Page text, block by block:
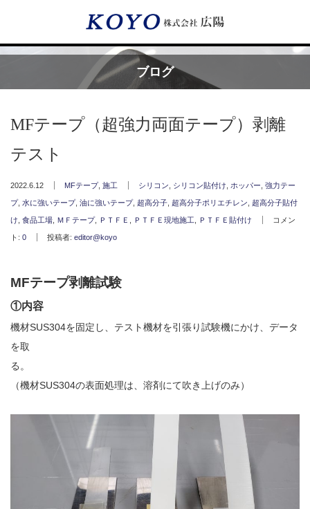
ブログ
MFテープ（超強力両面テープ）剥離
テスト
2022.6.12 MFテープ, 施工 シリコン シリコン貼付け ホッパー 強力テー
プ, 水に強いテープ, 油に強いテープ, 超高分子 超高分子ポリエチレン 超高分子貼付
け 食品工場 ＭＦテープ, ＰＴＦＥ ＰＴＦＥ現地施工 ＰＴＦＥ貼付け コメン
ト: 0 投稿者: editor@koyo
MFテープ剥離試験
①内容
機材SUS304を固定し、テスト機材を引張り試験機にかけ、データ
を取
る。
（機材SUS304の表面処理は、溶剤にて吹き上げのみ）
Menu
広陽が選ばれる理由
サービス内容
フッ素樹脂コーティング
取付工事・メンテナンス
販売製品
納品までの流れ
会社案内/カタログ
会社案内カタログ（PDF）
今まで使用が出来ないとされていた小
型ベルトコンベアでも使用可能なフッ
素樹脂ベルトを開発…
2022.6.20
今回ご紹介するのは、交換が楽なシー